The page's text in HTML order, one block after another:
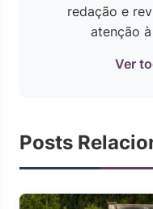
redação e
atenção
Ver
Posts